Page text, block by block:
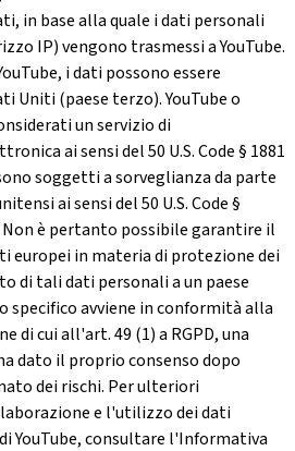
in base alla quale i dati personali
IP) vengono trasmessi a YouTube.
i dati possono essere
Uniti (paese terzo). YouTube o
un servizio di
ai sensi del 50 U.S. Code § 1881
soggetti a sorveglianza da parte
ai sensi del 50 U.S. Code §
Non è pertanto possibile garantire il
europei in materia di protezione dei
di tali dati personali a un paese
specifico avviene in conformità alla
di cui all'art. 49 (1) a RGPD, una
dato il proprio consenso dopo
dei rischi. Per ulteriori
e l'utilizzo dei dati
YouTube, consultare l'Informativa